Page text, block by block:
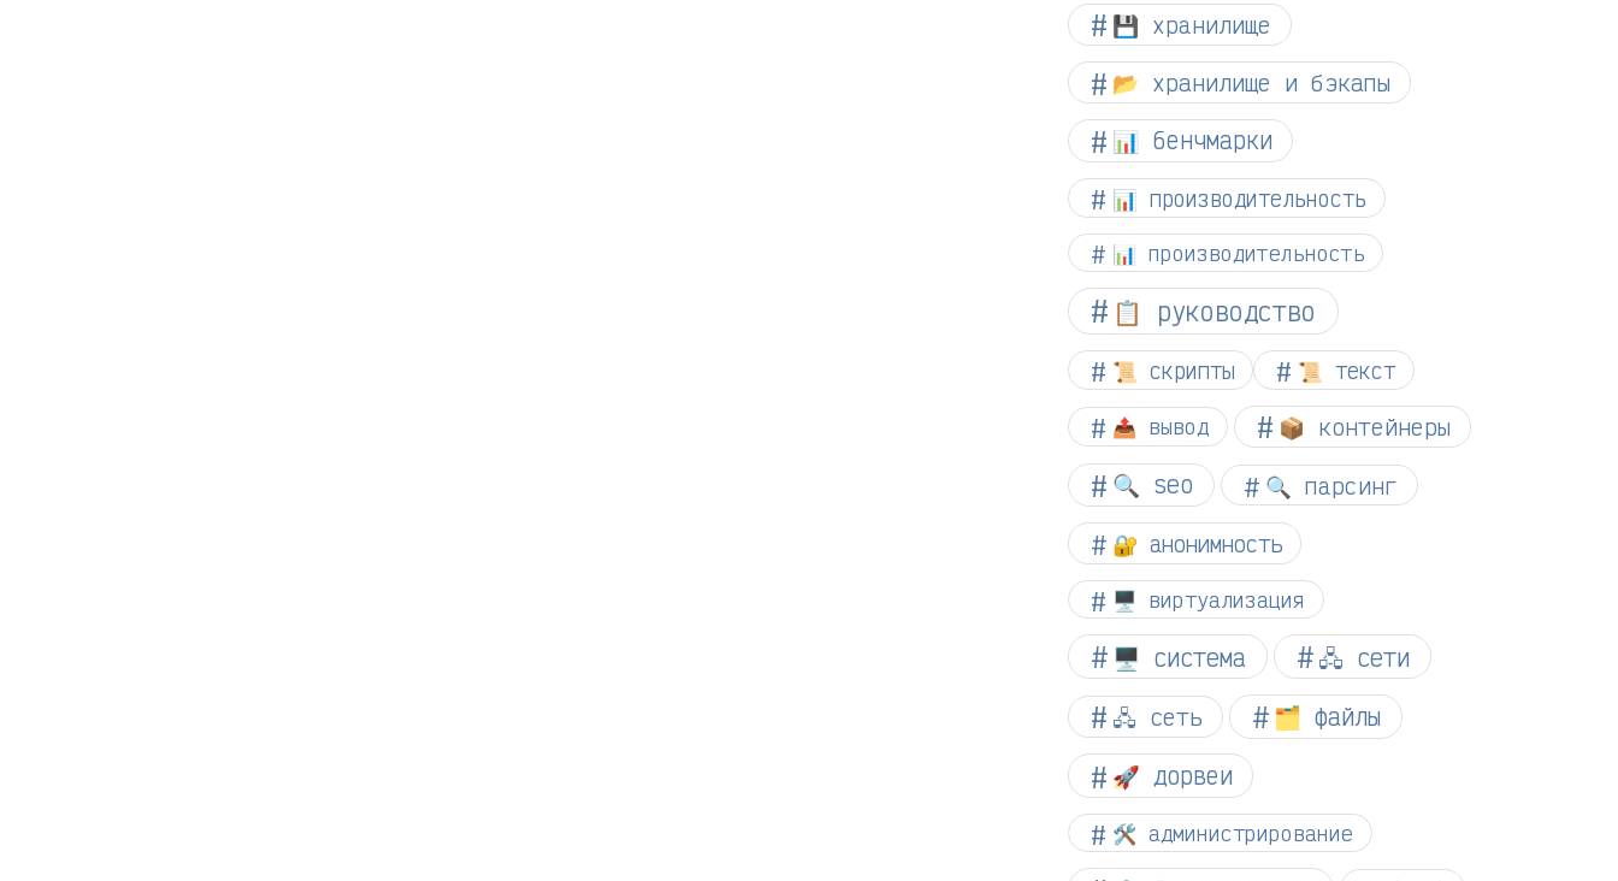
💾 хранилище
📂 хранилище и бэкапы
📊 бенчмарки
📊 производительность
📊 производительность
📋 руководство
📜 скрипты 📜 текст
📤 вывод 📦 контейнеры
🔍 seo 🔍 парсинг
🔐 анонимность
🖥️ виртуализация
🖥️ система 🖧 сети
🖧 сеть 🗂️ файлы
🚀 дорвеи
🛠️ администрирование